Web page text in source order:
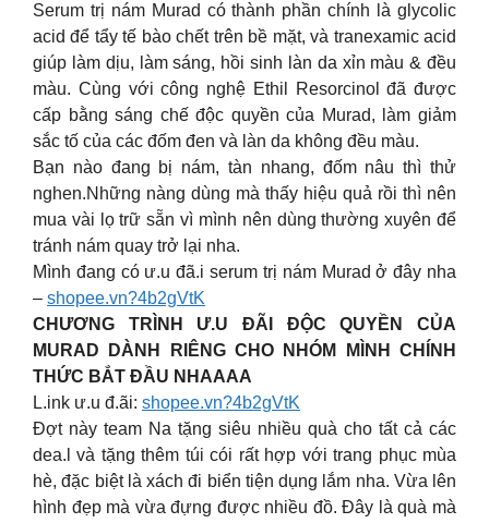
Serum trị nám Murad có thành phần chính là glycolic
acid để tẩy tế bào chết trên bề mặt, và tranexamic acid
giúp làm dịu, làm sáng, hồi sinh làn da xỉn màu & đều
màu. Cùng với công nghệ Ethil Resorcinol đã được
cấp bằng sáng chế độc quyền của Murad, làm giảm
sắc tố của các đốm đen và làn da không đều màu.
Bạn nào đang bị nám, tàn nhang, đốm nâu thì thử
nghen.Những nàng dùng mà thấy hiệu quả rồi thì nên
mua vài lọ trữ sẵn vì mình nên dùng thường xuyên để
tránh nám quay trở lại nha.
Mình đang có ư.u đã.i serum trị nám Murad ở đây nha
– shopee.vn?4b2gVtK
CHƯƠNG TRÌNH Ư.U ĐÃI ĐỘC QUYỀN CỦA
MURAD DÀNH RIÊNG CHO NHÓM MÌNH CHÍNH
THỨC BẮT ĐẦU NHAAAA
L.ink ư.u đ.ãi: shopee.vn?4b2gVtK
Đợt này team Na tặng siêu nhiều quà cho tất cả các
dea.l và tặng thêm túi cói rất hợp với trang phục mùa
hè, đặc biệt là xách đi biển tiện dụng lắm nha. Vừa lên
hình đẹp mà vừa đựng được nhiều đồ. Đây là quà mà